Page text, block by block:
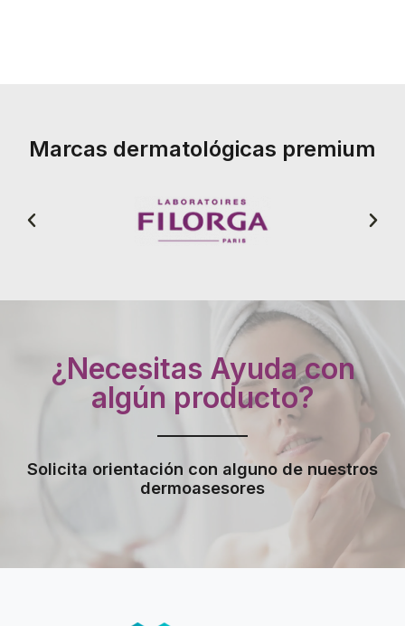
Marcas dermatológicas premium
¿Necesitas Ayuda con
algún producto?
Solicita orientación con alguno de nuestros
dermoasesores